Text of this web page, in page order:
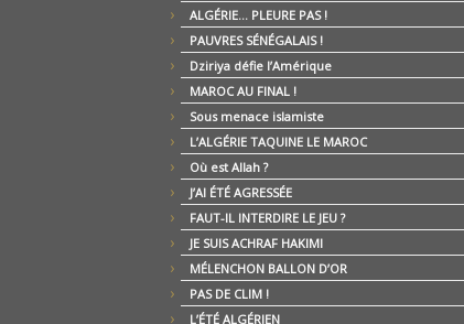
ALGÉRIE… PLEURE PAS !
PAUVRES SÉNÉGALAIS !
Dziriya défie l’Amérique
MAROC AU FINAL !
Sous menace islamiste
L’ALGÉRIE TAQUINE LE MAROC
Où est Allah ?
J’AI ÉTÉ AGRESSÉE
FAUT-IL INTERDIRE LE JEU ?
JE SUIS ACHRAF HAKIMI
MÉLENCHON BALLON D’OR
PAS DE CLIM !
L’ÉTÉ ALGÉRIEN